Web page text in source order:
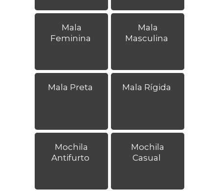
Mala
Feminina
Mala
Masculina
Mala Preta Mala Rígida
Mochila
Antifurto
Mochila
Casual